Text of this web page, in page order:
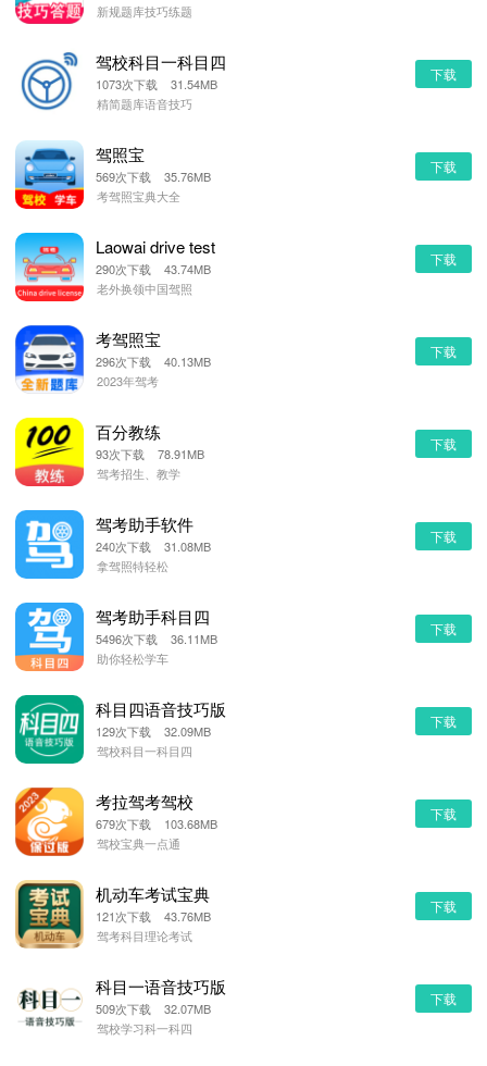
新规题库技巧练题
驾校科目一科目四
1073次下载 31.54MB
精简题库语音技巧
下载
驾照宝
569次下载 35.76MB
考驾照宝典大全
下载
Laowai drive test
290次下载 43.74MB
老外换领中国驾照
下载
考驾照宝
296次下载 40.13MB
2023年驾考
下载
百分教练
93次下载 78.91MB
驾考招生、教学
下载
驾考助手软件
240次下载 31.08MB
拿驾照特轻松
下载
驾考助手科目四
5496次下载 36.11MB
助你轻松学车
下载
科目四语音技巧版
129次下载 32.09MB
驾校科目一科目四
下载
考拉驾考驾校
679次下载 103.68MB
驾校宝典一点通
下载
机动车考试宝典
121次下载 43.76MB
驾考科目理论考试
下载
科目一语音技巧版
509次下载 32.07MB
驾校学习科一科四
下载